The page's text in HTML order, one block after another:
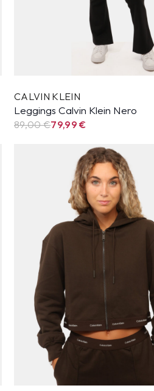
CALVIN KLEIN
Leggings Calvin Klein Nero
89,00 €79,99€